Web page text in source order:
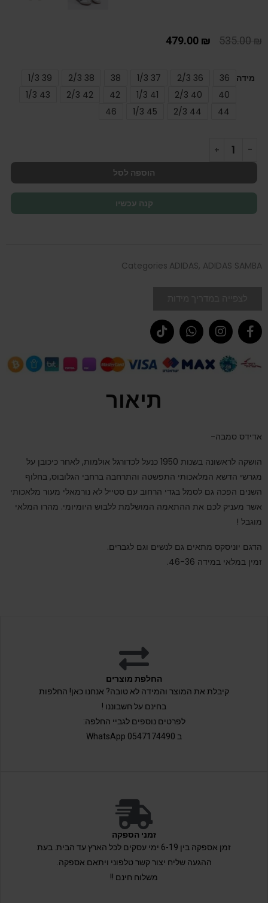
535.00₪
479.00 ₪
מידה 36
36 2/3
37 1/3
38
38 2/3
39 1/3
40
40 2/3
41 1/3
42
42 2/3
43 1/3
44
44 2/3
45 1/3
46
הוספה לסל
קנה עכשיו
Categories ADIDAS, ADIDAS SAMBA
תיאור
אדידס סמבה-
הושקה לראשונה בשנות 1950 כנעל לכדורגל אולמות, לאחר כיכובן על
מגרשי הדשא המלאכותי התפשטה והתרחבה ברחבי הגלובוס, בחלוף
השנים הפכה גם לסמל בגדי הרחוב עם סטייל לא נורמאלי מעור מלאכותי
אשר מעניק לכם את ההתאמה המושלמת ללבוש היומיומי. מהרו המלאי
מוגבל !
הדגם יוניסקס מתאים גם לנשים וגם לגברים.
זמין במלאי במידה 46-36.
החלפת מוצרים
קיבלת את המוצר והמידה לא טובה? אנחנו כאן! החלפות
בחינם על חשבוננו !
לפרטים נוספים לגביי החלפה:
ב 0547174490 WhatsApp
זמני הספקה
זמן אספקה בין 6-19 ימי עסקים לכל הארץ עד הבית. בעת
ההגעה שליח יצור קשר טלפוני ויתאם אספקה.
משלוח חינם !!